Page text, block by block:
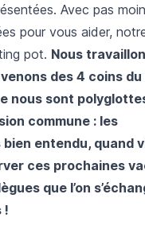
Avec pas
pour vous aider,
pot. Nous
des 4 coins du
nous sont
commune : les
bien entendu, quand
ces prochaines
que l’on
!